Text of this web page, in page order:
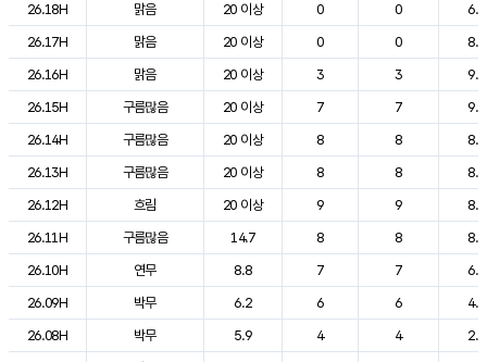
26.18H
맑음 20 이상 0 0
6.8
26.17H
맑음 20 이상 0 0
8.8
26.16H
맑음 20 이상 3 3
9.9
26.15H
구름많음 20 이상 7 7
9.6
26.14H
구름많음 20 이상 8 8
8.9
26.13H
구름많음 20 이상 8 8
8.6
26.12H
흐림 20 이상 9 9
8.4
26.11H
구름많음 14.7 8 8
8.2
26.10H
연무 8.8 7 7
6.6
26.09H
박무 6.2 6 6
4.0
26.08H
박무 5.9 4 4
2.1